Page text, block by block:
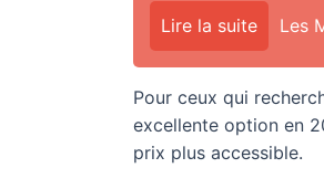
Lire la suite Les
Pour ceux qui
excellente option en
prix plus accessible.